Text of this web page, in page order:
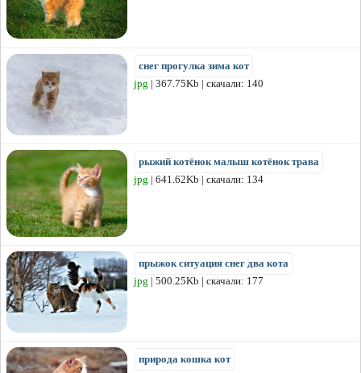
снег прогулка зима кот
jpg | 367.75Kb | скачали: 140
рыжий котёнок малыш котёнок трава
jpg | 641.62Kb | скачали: 134
прыжок ситуация снег два кота
jpg | 500.25Kb | скачали: 177
природа кошка кот